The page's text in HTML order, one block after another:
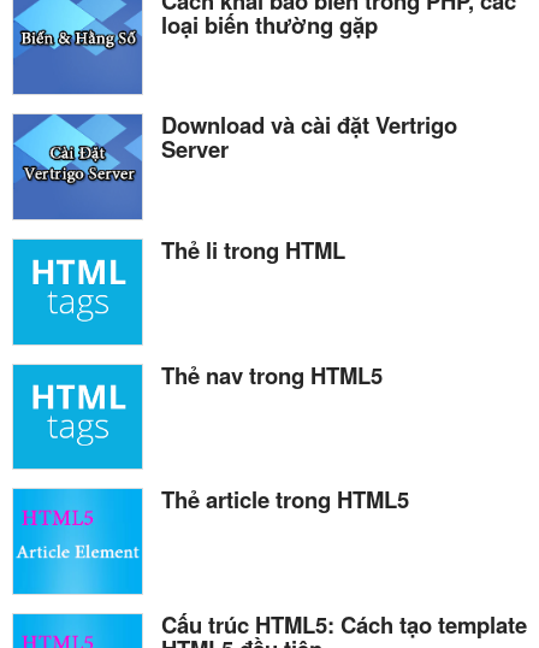
loại biến thường gặp
Download và cài đặt Vertrigo
Server
Thẻ li trong HTML
Thẻ nav trong HTML5
Thẻ article trong HTML5
Cấu trúc HTML5: Cách tạo template